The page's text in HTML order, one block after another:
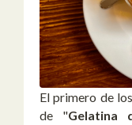
El primero de
de "Gelatina